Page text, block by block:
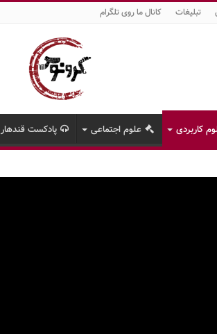
تبلیغات کانال ما روی تلگرام
کاربردی علوم اجتماعی پادکست قندهار